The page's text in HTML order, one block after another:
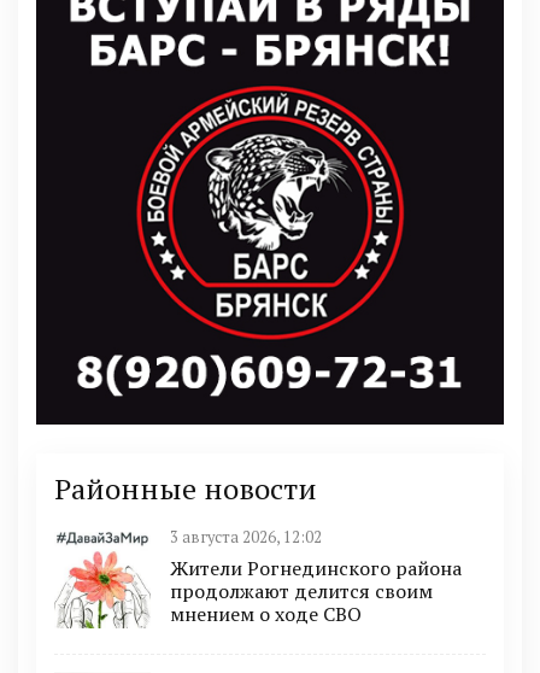
Районные новости
3 августа 2026, 12:02
Жители Рогнединского района
продолжают делится своим
мнением о ходе СВО